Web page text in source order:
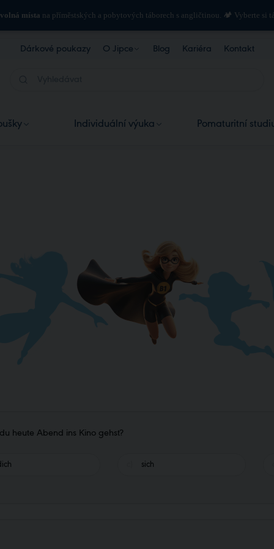
Dárkové poukazy O Jipce Blog Kariéra Kontakt
Individuální výuka
Ceník výuky - děti
On-line jazykovka 🆕
Jazyková výuka pro firmy
Náhrady zrušených lekcí - S∙E∙N
Pomaturitní
heute Abend ins Kino gehst?
sich
volná místa na příměstských a pobytových táborech s angličtinou. 🏕️ Vyberte si